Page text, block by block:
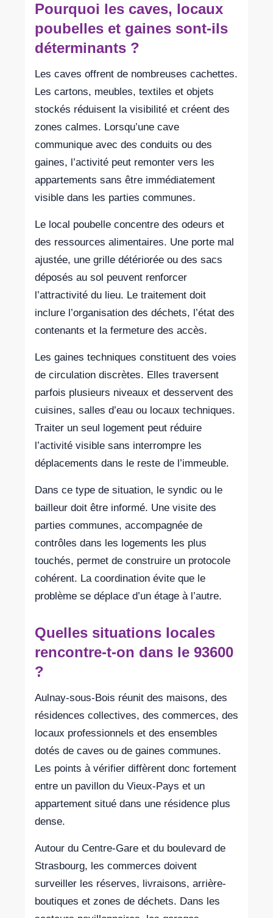
Pourquoi les caves, locaux
poubelles et gaines sont-ils
déterminants ?
Les caves offrent de nombreuses cachettes.
Les cartons, meubles, textiles et objets
stockés réduisent la visibilité et créent des
zones calmes. Lorsqu’une cave
communique avec des conduits ou des
gaines, l’activité peut remonter vers les
appartements sans être immédiatement
visible dans les parties communes.
Le local poubelle concentre des odeurs et
des ressources alimentaires. Une porte mal
ajustée, une grille détériorée ou des sacs
déposés au sol peuvent renforcer
l’attractivité du lieu. Le traitement doit
inclure l’organisation des déchets, l’état des
contenants et la fermeture des accès.
Les gaines techniques constituent des voies
de circulation discrètes. Elles traversent
parfois plusieurs niveaux et desservent des
cuisines, salles d’eau ou locaux techniques.
Traiter un seul logement peut réduire
l’activité visible sans interrompre les
déplacements dans le reste de l’immeuble.
Dans ce type de situation, le syndic ou le
bailleur doit être informé. Une visite des
parties communes, accompagnée de
contrôles dans les logements les plus
touchés, permet de construire un protocole
cohérent. La coordination évite que le
problème se déplace d’un étage à l’autre.
Quelles situations locales
rencontre-t-on dans le 93600
?
Aulnay-sous-Bois réunit des maisons, des
résidences collectives, des commerces, des
locaux professionnels et des ensembles
dotés de caves ou de gaines communes.
Les points à vérifier diffèrent donc fortement
entre un pavillon du Vieux-Pays et un
appartement situé dans une résidence plus
dense.
Autour du Centre-Gare et du boulevard de
Strasbourg, les commerces doivent
surveiller les réserves, livraisons, arrière-
boutiques et zones de déchets. Dans les